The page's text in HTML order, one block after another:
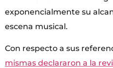
exponencialmente su
escena musical.
Con respecto a sus
mismas declararon a la